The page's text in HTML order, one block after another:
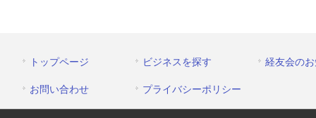
トップページ ビジネスを探す 経友会の
お問い合わせ プライバシーポリシー